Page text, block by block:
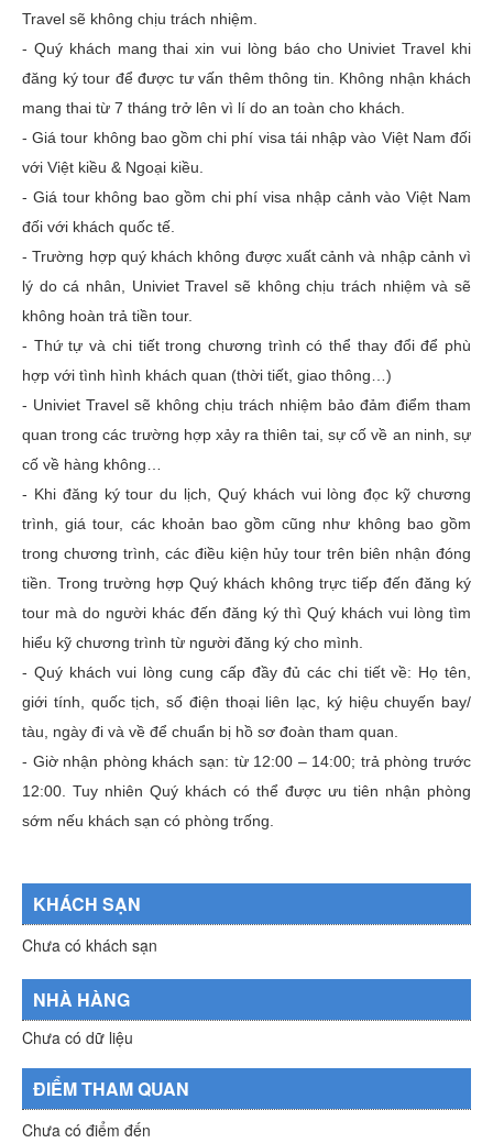
Travel sẽ không chịu trách nhiệm.
- Quý khách mang thai xin vui lòng báo cho Univiet Travel khi
đăng ký tour để được tư vấn thêm thông tin. Không nhận khách
mang thai từ 7 tháng trở lên vì lí do an toàn cho khách.
- Giá tour không bao gồm chi phí visa tái nhập vào Việt Nam đối
với Việt kiều & Ngoại kiều.
- Giá tour không bao gồm chi phí visa nhập cảnh vào Việt Nam
đối với khách quốc tế.
- Trường hợp quý khách không được xuất cảnh và nhập cảnh vì
lý do cá nhân, Univiet Travel sẽ không chịu trách nhiệm và sẽ
không hoàn trả tiền tour.
- Thứ tự và chi tiết trong chương trình có thể thay đổi để phù
hợp với tình hình khách quan (thời tiết, giao thông…)
- Univiet Travel sẽ không chịu trách nhiệm bảo đảm điểm tham
quan trong các trường hợp xảy ra thiên tai, sự cố về an ninh, sự
cố về hàng không…
- Khi đăng ký tour du lịch, Quý khách vui lòng đọc kỹ chương
trình, giá tour, các khoản bao gồm cũng như không bao gồm
trong chương trình, các điều kiện hủy tour trên biên nhận đóng
tiền. Trong trường hợp Quý khách không trực tiếp đến đăng ký
tour mà do người khác đến đăng ký thì Quý khách vui lòng tìm
hiểu kỹ chương trình từ người đăng ký cho mình.
- Quý khách vui lòng cung cấp đầy đủ các chi tiết về: Họ tên,
giới tính, quốc tịch, số điện thoại liên lạc, ký hiệu chuyến bay/
tàu, ngày đi và về để chuẩn bị hồ sơ đoàn tham quan.
- Giờ nhận phòng khách sạn: từ 12:00 – 14:00; trả phòng trước
12:00. Tuy nhiên Quý khách có thể được ưu tiên nhận phòng
sớm nếu khách sạn có phòng trống.
KHÁCH SẠN
Chưa có khách sạn
NHÀ HÀNG
Chưa có dữ liệu
ĐIỂM THAM QUAN
Chưa có điểm đến